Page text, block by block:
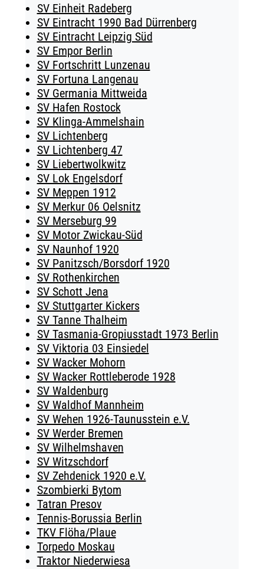
SV Einheit Radeberg
SV Eintracht 1990 Bad Dürrenberg
SV Eintracht Leipzig Süd
SV Empor Berlin
SV Fortschritt Lunzenau
SV Fortuna Langenau
SV Germania Mittweida
SV Hafen Rostock
SV Klinga-Ammelshain
SV Lichtenberg
SV Lichtenberg 47
SV Liebertwolkwitz
SV Lok Engelsdorf
SV Meppen 1912
SV Merkur 06 Oelsnitz
SV Merseburg 99
SV Motor Zwickau-Süd
SV Naunhof 1920
SV Panitzsch/​Borsdorf 1920
SV Rothenkirchen
SV Schott Jena
SV Stuttgarter Kickers
SV Tanne Thalheim
SV Tasmania-Gropiusstadt 1973 Berlin
SV Viktoria 03 Einsiedel
SV Wacker Mohorn
SV Wacker Rottleberode 1928
SV Waldenburg
SV Waldhof Mannheim
SV Wehen 1926-Taunusstein e.V.
SV Werder Bremen
SV Wilhelmshaven
SV Witzschdorf
SV Zehdenick 1920 e.V.
Szombierki Bytom
Tatran Presov
Tennis-Borussia Berlin
TKV Flöha/Plaue
Torpedo Moskau
Traktor Niederwiesa